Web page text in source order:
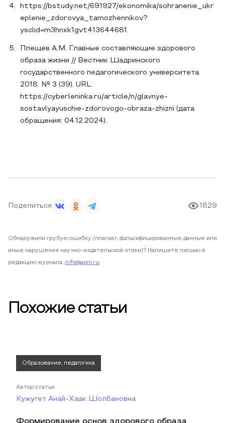
https://bstudy.net/691927/ekonomika/sohranenie_ukr
eplenie_zdorovya_tamozhennikov?
ysclid=m3hnxk1gvt413644681.
Плещев А.М. Главные составляющие здорового
образа жизни // Вестник Шадринского
государственного педагогического университета.
2018. № 3 (39). URL:
https://cyberleninka.ru/article/n/glavnye-
sostavlyayuschie-zdorovogo-obraza-zhizni (дата
обращения: 04.12.2024).
Поделиться 1829
Обнаружили грубую ошибку (плагиат, фальсифицированные данные или
иные нарушения научно-издательской этики)? Напишите письмо в
редакцию журнала: info@apni.ru
Похожие статьи
Образование, педагогика
Автор статьи
Кужугет Анай-Хаак Шолбановна
Формирование основ здорового образа